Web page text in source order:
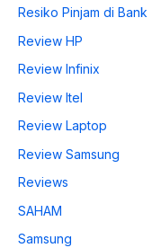
Resiko Pinjam di Bank
Review HP
Review Infinix
Review Itel
Review Laptop
Review Samsung
Reviews
SAHAM
Samsung